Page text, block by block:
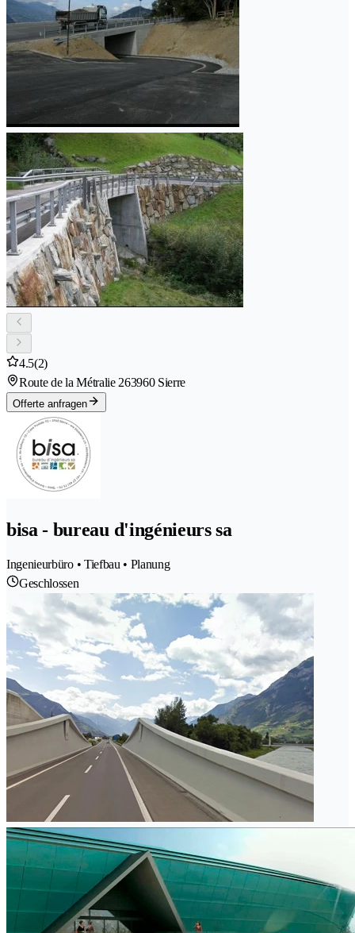
4.5(2)
Route de la Métralie 263960 Sierre
Offerte anfragen
bisa - bureau d'ingénieurs sa
Ingenieurbüro • Tiefbau • Planung
Geschlossen